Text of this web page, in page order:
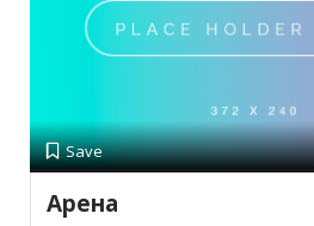
Save
Арена